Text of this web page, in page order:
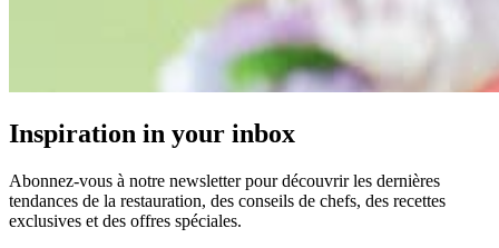
Inspiration in your inbox
Abonnez-vous à notre newsletter pour découvrir les dernières
tendances de la restauration, des conseils de chefs, des recettes
exclusives et des offres spéciales.